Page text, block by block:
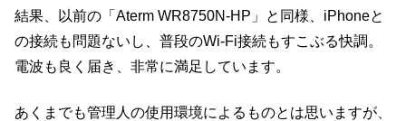
結果、以前の「Aterm WR8750N-HP」と同様、iPhoneと
の接続も問題ないし、普段のWi-Fi接続もすこぶる快調。
電波も良く届き、非常に満足しています。
あくまでも管理人の使用環境によるものとは思いますが、